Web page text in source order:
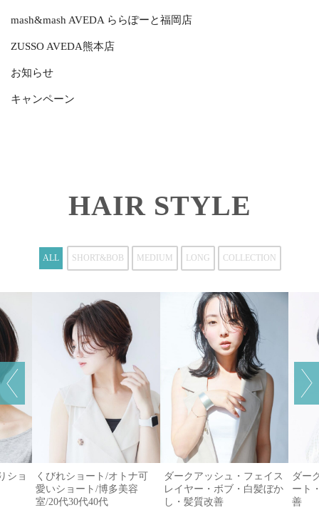
mash&mash AVEDA ららぽーと福岡店
ZUSSO AVEDA熊本店
お知らせ
キャンペーン
HAIR STYLE
ALL SHORT&BOB MEDIUM LONG COLLECTION
ショ
くびれショート/オトナ可
愛いショート/博多美容
室/20代30代40代
ダークアッシュ・フェイス
レイヤー・ボブ・白髪ぼか
し・髪質改善
ダー
ート
善